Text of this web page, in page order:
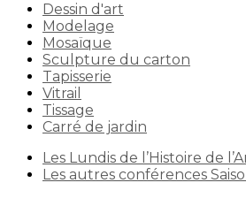
Dessin d'art
Modelage
Mosaïque
Sculpture du carton
Tapisserie
Vitrail
Tissage
Carré de jardin
Les Lundis de l’Histoire de
Les autres conférences